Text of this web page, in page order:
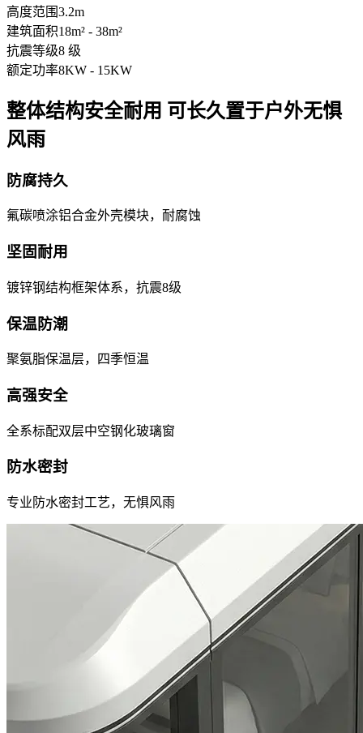
高度范围3.2m
建筑面积18m² - 38m²
抗震等级8 级
额定功率8KW - 15KW
整体结构安全耐用 可长久置于户外无惧
风雨
防腐持久
氟碳喷涂铝合金外壳模块，耐腐蚀
坚固耐用
镀锌钢结构框架体系，抗震8级
保温防潮
聚氨脂保温层，四季恒温
高强安全
全系标配双层中空钢化玻璃窗
防水密封
专业防水密封工艺，无惧风雨